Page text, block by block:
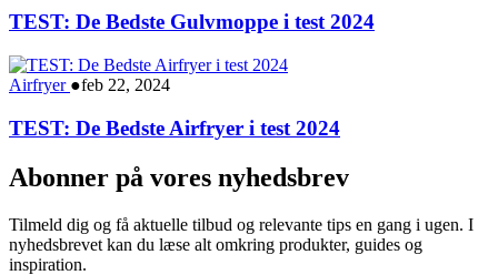
TEST: De Bedste Gulvmoppe i test 2024
Airfryer ●feb 22, 2024
TEST: De Bedste Airfryer i test 2024
Abonner på vores nyhedsbrev
Tilmeld dig og få aktuelle tilbud og relevante tips en gang i ugen. I
nyhedsbrevet kan du læse alt omkring produkter, guides og
inspiration.